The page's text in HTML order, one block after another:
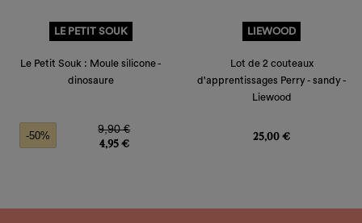
LE PETIT SOUK
Le Petit Souk : Moule silicone -
dinosaure
Prix de base
9,90 €
-50%
Prix
4,95 €
LIEWOOD
Lot de 2 couteaux
d'apprentissages Perry - sandy -
Liewood
25,00 €